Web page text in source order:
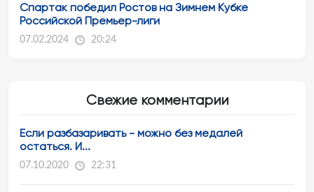
Спартак победил Ростов на Зимнем Кубке
Российской Премьер-лиги
07.02.2024 20:24
Свежие комментарии
Если разбазаривать - можно без медалей
остаться. И...
07.10.2020 22:31